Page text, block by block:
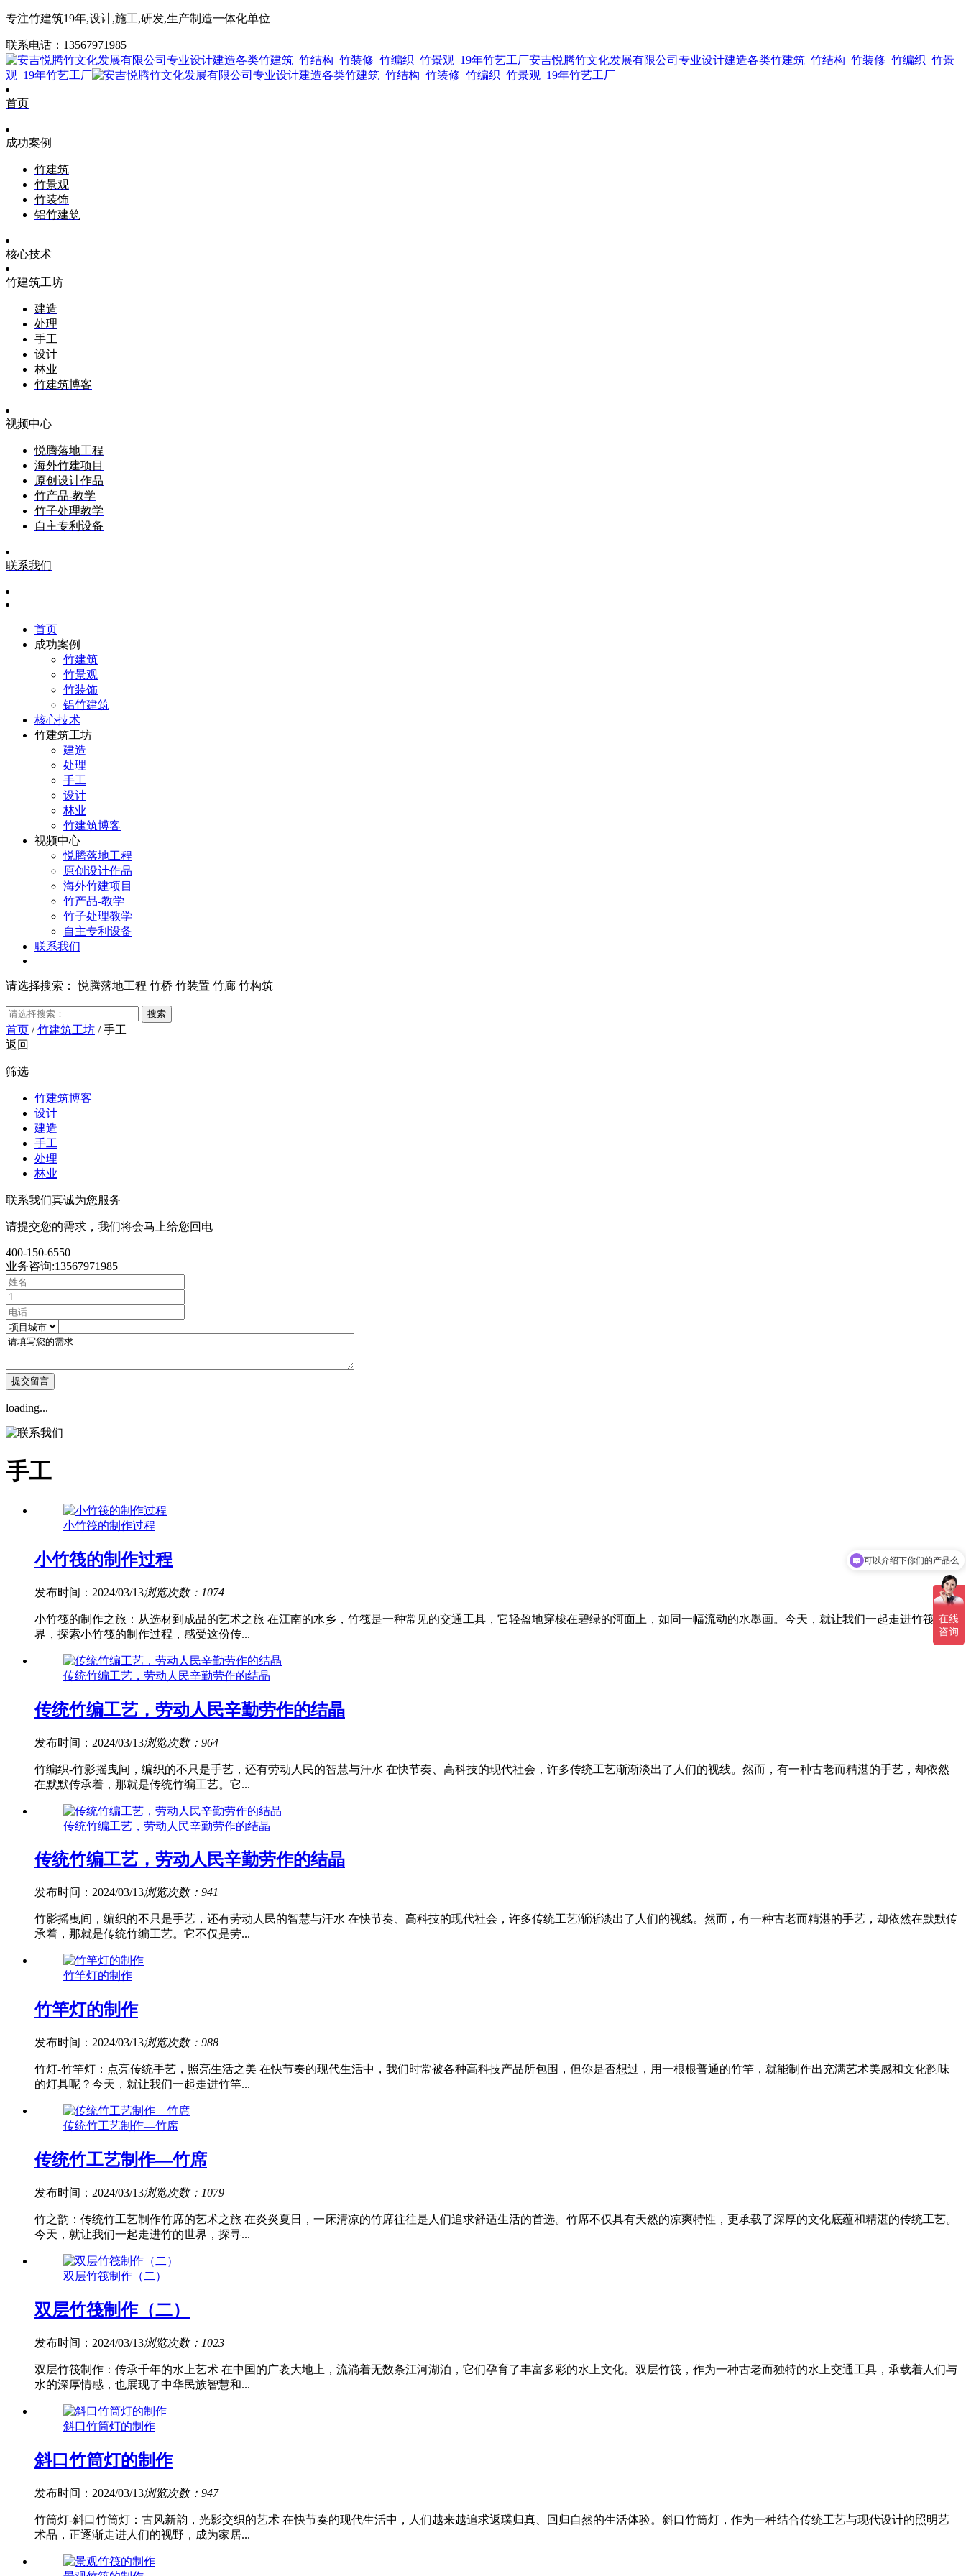
专注竹建筑19年,设计,施工,研发,生产制造一体化单位
联系电话：13567971985
安吉悦腾竹文化发展有限公司专业设计建造各类竹建筑_竹结构_竹装修_竹编织_竹景
观_19年竹艺工厂
首页
成功案例
竹建筑
竹景观
竹装饰
铝竹建筑
核心技术
竹建筑工坊
建造
处理
手工
设计
林业
竹建筑博客
视频中心
悦腾落地工程
海外竹建项目
原创设计作品
竹产品-教学
竹子处理教学
自主专利设备
联系我们
首页
成功案例
竹建筑
竹景观
竹装饰
铝竹建筑
核心技术
竹建筑工坊
建造
处理
手工
设计
林业
竹建筑博客
视频中心
悦腾落地工程
原创设计作品
海外竹建项目
竹产品-教学
竹子处理教学
自主专利设备
联系我们
请选择搜索：悦腾落地工程 竹桥 竹装置 竹廊 竹构筑
首页 /竹建筑工坊 /手工
返回
筛选
竹建筑博客
设计
建造
手工
处理
林业
联系我们真诚为您服务
请提交您的需求，我们将会马上给您回电
400-150-6550
业务咨询:13567971985
loading...
手工
小竹筏的制作过程
小竹筏的制作过程
发布时间：2024/03/13浏览次数：1074
小竹筏的制作之旅：从选材到成品的艺术之旅 在江南的水乡，竹筏是一种常见的交通工具，它轻盈地穿梭在碧绿的河面上，如同一幅流动的水墨画。今天，就让我们一起走进竹筏的世
界，探索小竹筏的制作过程，感受这份传...
传统竹编工艺，劳动人民辛勤劳作的结晶
传统竹编工艺，劳动人民辛勤劳作的结晶
发布时间：2024/03/13浏览次数：964
竹编织-竹影摇曳间，编织的不只是手艺，还有劳动人民的智慧与汗水 在快节奏、高科技的现代社会，许多传统工艺渐渐淡出了人们的视线。然而，有一种古老而精湛的手艺，却依然
在默默传承着，那就是传统竹编工艺。它...
传统竹编工艺，劳动人民辛勤劳作的结晶
传统竹编工艺，劳动人民辛勤劳作的结晶
发布时间：2024/03/13浏览次数：941
竹影摇曳间，编织的不只是手艺，还有劳动人民的智慧与汗水 在快节奏、高科技的现代社会，许多传统工艺渐渐淡出了人们的视线。然而，有一种古老而精湛的手艺，却依然在默默传
承着，那就是传统竹编工艺。它不仅是劳...
竹竿灯的制作
竹竿灯的制作
发布时间：2024/03/13浏览次数：988
竹灯-竹竿灯：点亮传统手艺，照亮生活之美 在快节奏的现代生活中，我们时常被各种高科技产品所包围，但你是否想过，用一根根普通的竹竿，就能制作出充满艺术美感和文化韵味
的灯具呢？今天，就让我们一起走进竹竿...
传统竹工艺制作—竹席
传统竹工艺制作—竹席
发布时间：2024/03/13浏览次数：1079
竹之韵：传统竹工艺制作竹席的艺术之旅 在炎炎夏日，一床清凉的竹席往往是人们追求舒适生活的首选。竹席不仅具有天然的凉爽特性，更承载了深厚的文化底蕴和精湛的传统工艺。
今天，就让我们一起走进竹的世界，探寻...
双层竹筏制作（二）
双层竹筏制作（二）
发布时间：2024/03/13浏览次数：1023
双层竹筏制作：传承千年的水上艺术 在中国的广袤大地上，流淌着无数条江河湖泊，它们孕育了丰富多彩的水上文化。双层竹筏，作为一种古老而独特的水上交通工具，承载着人们与
水的深厚情感，也展现了中华民族智慧和...
斜口竹筒灯的制作
斜口竹筒灯的制作
发布时间：2024/03/13浏览次数：947
竹筒灯-斜口竹筒灯：古风新韵，光影交织的艺术 在快节奏的现代生活中，人们越来越追求返璞归真、回归自然的生活体验。斜口竹筒灯，作为一种结合传统工艺与现代设计的照明艺
术品，正逐渐走进人们的视野，成为家居...
可以介绍下你们的产品么